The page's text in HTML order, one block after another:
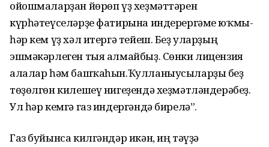
ойошмаларҙан йөрөп үҙ хеҙмәттәрен
күрһәтеүселәрҙе фатирына индерергәме юҡмы-
һәр кем үҙ хәл итергә тейеш. Беҙ уларҙың
эшмәкәрлеген тыя алмайбыҙ. Сөнки лицензия
алалар һәм башҡаһын.Ҡулланыусыларҙы беҙ
төҙөлгөн килешеү нигеҙендә хеҙмәтләндерәбеҙ.
Ул һәр кемгә газ индергәндә бирелә”.
Газ буйынса килгәндәр икән, иң тәүҙә